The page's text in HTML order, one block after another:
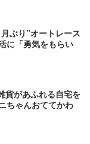
ぶり”オートレース
に「勇気をもらい
貨があふれる自宅を
ちゃんおててかわ